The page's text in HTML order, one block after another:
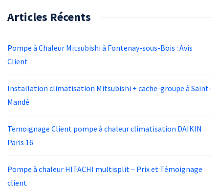
Articles Récents
Pompe à Chaleur Mitsubishi à Fontenay-sous-Bois : Avis
Client
Installation climatisation Mitsubishi + cache-groupe à Saint-
Mandé
Temoignage Client pompe à chaleur climatisation DAIKIN
Paris 16
Pompe à chaleur HITACHI multisplit – Prix et Témoignage
client